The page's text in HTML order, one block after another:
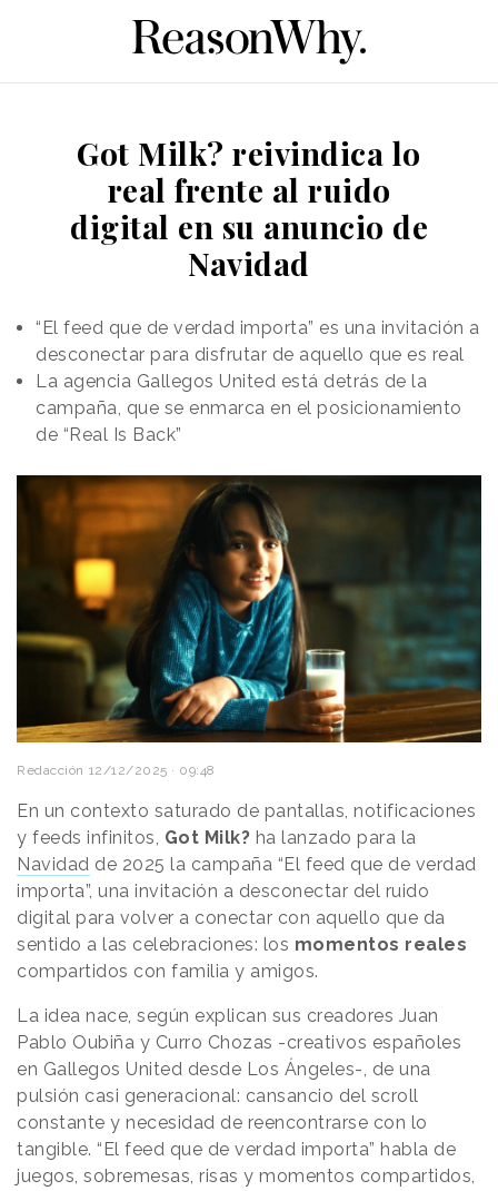
Got Milk? reivindica lo
real frente al ruido
digital en su anuncio de
Navidad
“El feed que de verdad importa” es una invitación a
desconectar para disfrutar de aquello que es real
La agencia Gallegos United está detrás de la
campaña, que se enmarca en el posicionamiento
de “Real Is Back”
Redacción 12/12/2025 · 09:48
En un contexto saturado de pantallas, notificaciones
y feeds infinitos, Got Milk? ha lanzado para la
Navidad de 2025 la campaña “El feed que de verdad
importa”, una invitación a desconectar del ruido
digital para volver a conectar con aquello que da
sentido a las celebraciones: los momentos reales
compartidos con familia y amigos.
La idea nace, según explican sus creadores Juan
Pablo Oubiña y Curro Chozas -creativos españoles
en Gallegos United desde Los Ángeles-, de una
pulsión casi generacional: cansancio del scroll
constante y necesidad de reencontrarse con lo
tangible. “El feed que de verdad importa” habla de
juegos, sobremesas, risas y momentos compartidos,